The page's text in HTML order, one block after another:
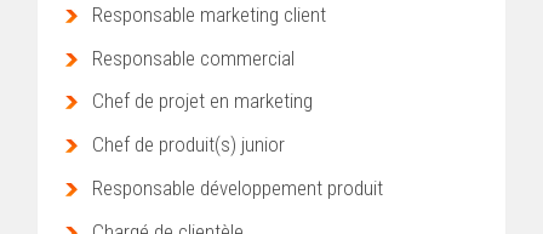
Responsable marketing client
Responsable commercial
Chef de projet en marketing
Chef de produit(s) junior
Responsable développement produit